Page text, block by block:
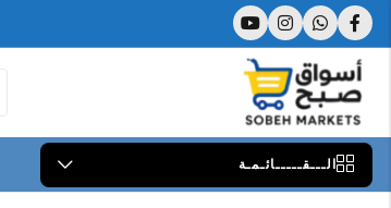
الـــقـــــائـمـة